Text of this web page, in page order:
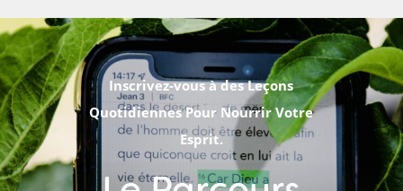
Inscrivez-vous à des Leçons
Quotidiennes Pour Nourrir Votre
Esprit.